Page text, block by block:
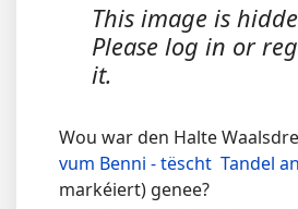
This image is
Please log in or
it.
Wou war den Halte
vum Benni - tëscht Tandel
markéiert) genee?